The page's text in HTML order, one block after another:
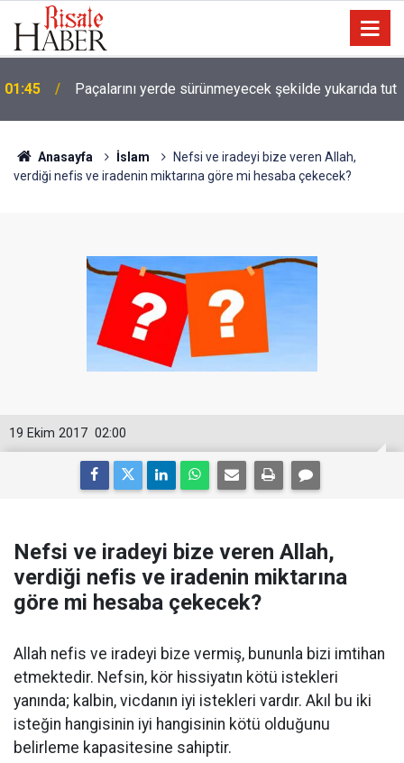
01:45 Paçalarını yerde sürünmeyecek şekilde yukarıda tut
Anasayfa İslam
Nefsi ve iradeyi bize veren Allah,
verdiği nefis ve iradenin miktarına göre mi hesaba çekecek?
02:00
19 Ekim 2017
Nefsi ve iradeyi bize veren Allah,
verdiği nefis ve iradenin miktarına
göre mi hesaba çekecek?
Allah nefis ve iradeyi bize vermiş, bununla bizi imtihan
etmektedir. Nefsin, kör hissiyatın kötü istekleri
yanında; kalbin, vicdanın iyi istekleri vardır. Akıl bu iki
isteğin hangisinin iyi hangisinin kötü olduğunu
belirleme kapasitesine sahiptir.